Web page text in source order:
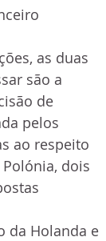
as duas
são a
de
pelos
ao respeito
dois
da Holanda e